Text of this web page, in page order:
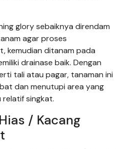
glory sebaiknya direndam
agar proses
kemudian ditanam pada
drainase baik. Dengan
tali atau pagar, tanaman ini
dan menutupi area yang
relatif singkat.
/ Kacang